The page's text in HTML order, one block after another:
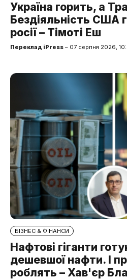
Україна горить, а
Бездіяльність США
росії – Тімоті Еш
Переклад iPress – 07 серпня 2026,
БІЗНЕС & ФІНАНСИ
Нафтові гіганти
дешевшої нафти. І
роблять – Хав'єр